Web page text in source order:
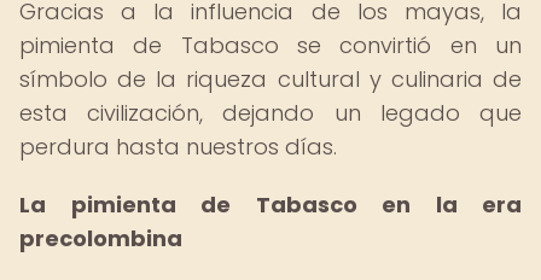
Gracias a la influencia de los mayas, la
pimienta de Tabasco se convirtió en un
símbolo de la riqueza cultural y culinaria de
esta civilización, dejando un legado que
perdura hasta nuestros días.
La pimienta de Tabasco en la era
precolombina